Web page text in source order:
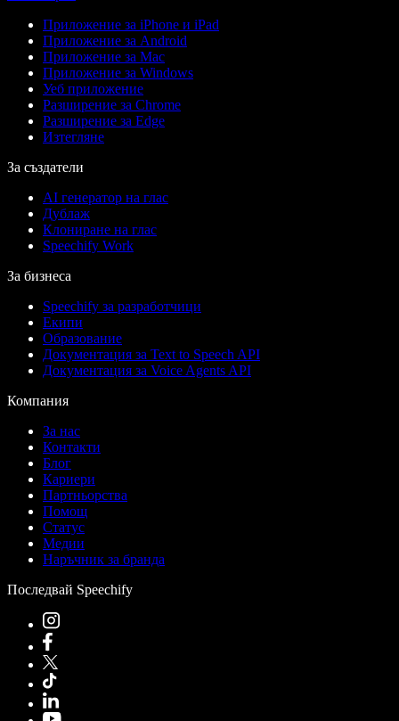
Приложение за iPhone и iPad
Приложение за Android
Приложение за Mac
Приложение за Windows
Уеб приложение
Разширение за Chrome
Разширение за Edge
Изтегляне
За създатели
AI генератор на глас
Дублаж
Клониране на глас
Speechify Work
За бизнеса
Speechify за разработчици
Екипи
Образование
Документация за Text to Speech API
Документация за Voice Agents API
Компания
За нас
Контакти
Блог
Кариери
Партньорства
Помощ
Статус
Медии
Наръчник за бранда
Последвай Speechify